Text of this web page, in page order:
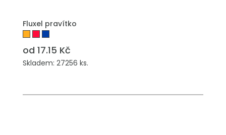
Fluxel pravítko
od 17.15 Kč
Skladem: 27256 ks.